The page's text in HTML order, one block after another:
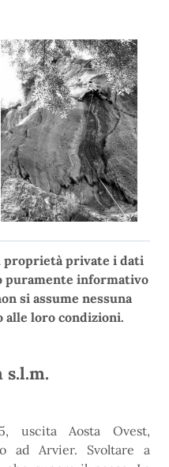
proprietà private i dati
puramente informativo
si assume nessuna
loro condizioni.
s.l.m.
uscita Aosta Ovest,
ad Arvier. Svoltare a